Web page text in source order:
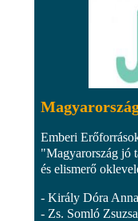
Emberi
"Magyarország jó
és elismerő
- Király Dóra
- Zs. Somló